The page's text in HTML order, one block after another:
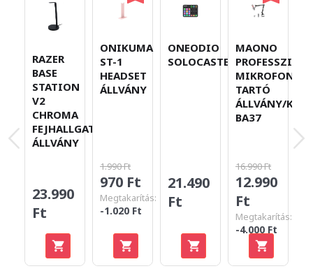
RAZER
BASE
STATION
V2
CHROMA
FEJHALLGATÓ
ÁLLVÁNY
23.990
Ft
ONIKUMA
ST-1
HEADSET
ÁLLVÁNY
1.990 Ft
970 Ft
Megtakarítás:
-1.020 Ft
ONEODIO
SOLOCASTER
21.490
Ft
MAONO
MIKROFON
TARTÓ
ÁLLVÁNY/KAR
BA37
16.990 Ft
12.990
Ft
Megtakarítás:
-4.000 Ft